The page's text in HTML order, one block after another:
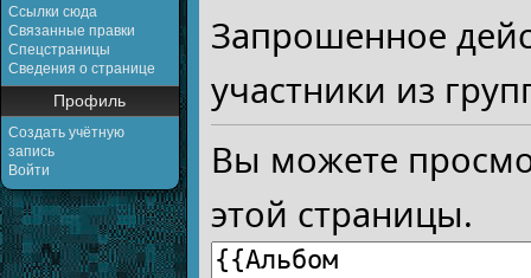
Ссылки сюда
Связанные правки
Спецстраницы
Сведения о странице
Профиль
Создать учётную
запись
Войти
Запрошенное
участники из
Вы можете
этой страницы.